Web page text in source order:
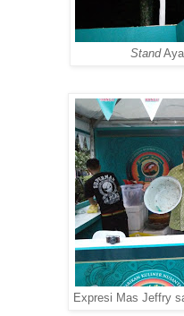
Stand
Expresi Mas Jeffry